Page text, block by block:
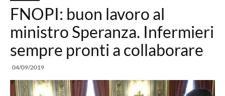
FNOPI: buon lavoro al
ministro Speranza. Infermieri
sempre pronti a collaborare
04/09/2019